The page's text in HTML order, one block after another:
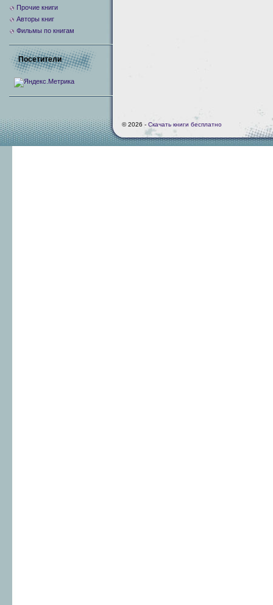
Прочие книги
Авторы книг
Фильмы по книгам
Посетители
© 2026 - Скачать книги бесплатно